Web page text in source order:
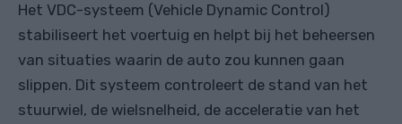
Het VDC-systeem (Vehicle Dynamic Control)
stabiliseert het voertuig en helpt bij het beheersen
van situaties waarin de auto zou kunnen gaan
slippen. Dit systeem controleert de stand van het
stuurwiel, de wielsnelheid, de acceleratie van het